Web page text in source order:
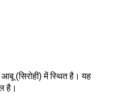
(सिरोही) में स्थित है। यह
है।